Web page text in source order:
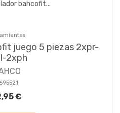
juego 5 piezas 2xpr-
2xph
€